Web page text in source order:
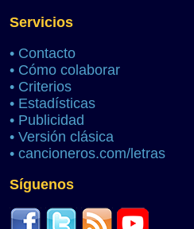
Servicios
• Contacto
• Cómo colaborar
• Criterios
• Estadísticas
• Publicidad
• Versión clásica
• cancioneros.com/letras
Síguenos